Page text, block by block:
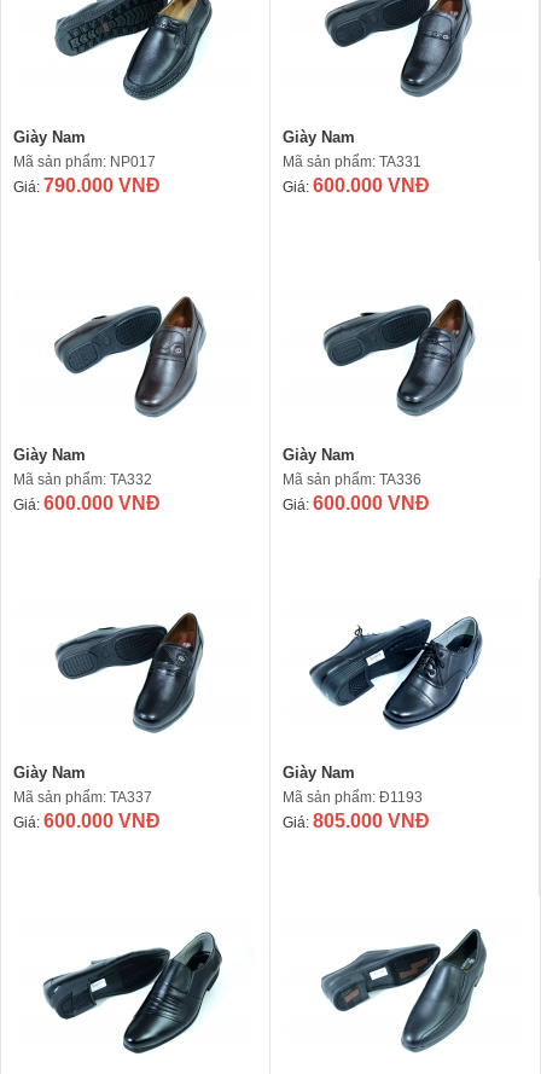
Giày Nam
Mã sản phẩm: NP017
Giá: 790.000 VNĐ
Giày Nam
Mã sản phẩm: TA331
Giá: 600.000 VNĐ
Giày Nam
Mã sản phẩm: TA332
Giá: 600.000 VNĐ
Giày Nam
Mã sản phẩm: TA336
Giá: 600.000 VNĐ
Giày Nam
Mã sản phẩm: TA337
Giá: 600.000 VNĐ
Giày Nam
Mã sản phẩm: Đ1193
Giá: 805.000 VNĐ